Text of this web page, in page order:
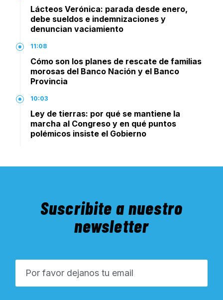
Lácteos Verónica: parada desde enero,
debe sueldos e indemnizaciones y
denuncian vaciamiento
11:08
Cómo son los planes de rescate de familias
morosas del Banco Nación y el Banco
Provincia
10:03
Ley de tierras: por qué se mantiene la
marcha al Congreso y en qué puntos
polémicos insiste el Gobierno
Suscribite a nuestro
newsletter